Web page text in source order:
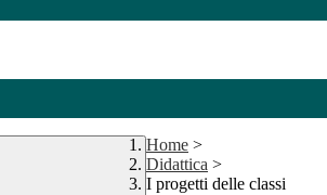
Home >
Didattica >
I progetti delle classi